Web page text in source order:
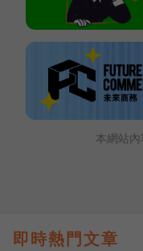
本網站內
即時熱門文章